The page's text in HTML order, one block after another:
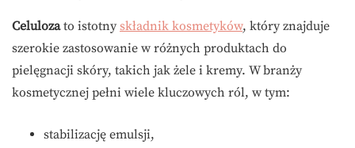
Celulozato istotny składnik kosmetyków, który znajduje
szerokie zastosowanie w różnych produktach do
pielęgnacji skóry, takich jak żele i kremy. W branży
kosmetycznej pełni wiele kluczowych ról, w tym:
stabilizację emulsji,